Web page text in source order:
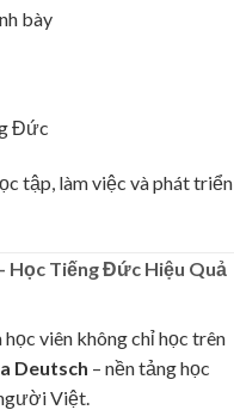
bày
Đức
tập, làm việc và phát triển
Học Tiếng Đức Hiệu Quả
viên không chỉ học trên
Deutsch – nền tảng học
Việt.